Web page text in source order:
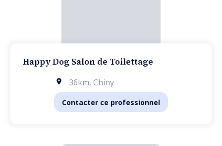
Happy Dog Salon de Toilettage
36km, Chiny
Contacter ce professionnel